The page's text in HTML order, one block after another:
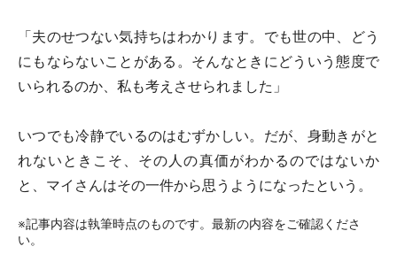
「夫のせつない気持ちはわかります。でも世の中、どう
にもならないことがある。そんなときにどういう態度で
いられるのか、私も考えさせられました」
いつでも冷静でいるのはむずかしい。だが、身動きがと
れないときこそ、その人の真価がわかるのではないか
と、マイさんはその一件から思うようになったという。
※記事内容は執筆時点のものです。最新の内容をご確認くださ
い。